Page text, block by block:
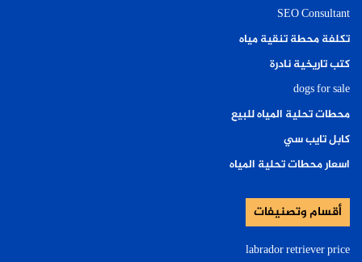
SEO Consultant
تكلفة محطة تنقية مياه
كتب تاريخية نادرة
dogs for sale
محطات تحلية المياه للبيع
كابل تايب سي
اسعار محطات تحلية المياه
أقسام وتصنيفات
labrador retriever price